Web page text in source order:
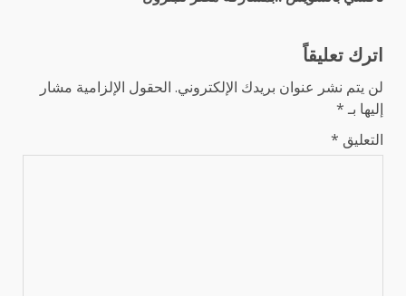
اترك تعليقاً
لن يتم نشر عنوان بريدك الإلكتروني. الحقول الإلزامية مشار
إليها بـ*
التعليق *